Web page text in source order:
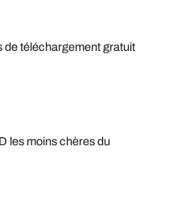
de téléchargement gratuit
les moins chères du